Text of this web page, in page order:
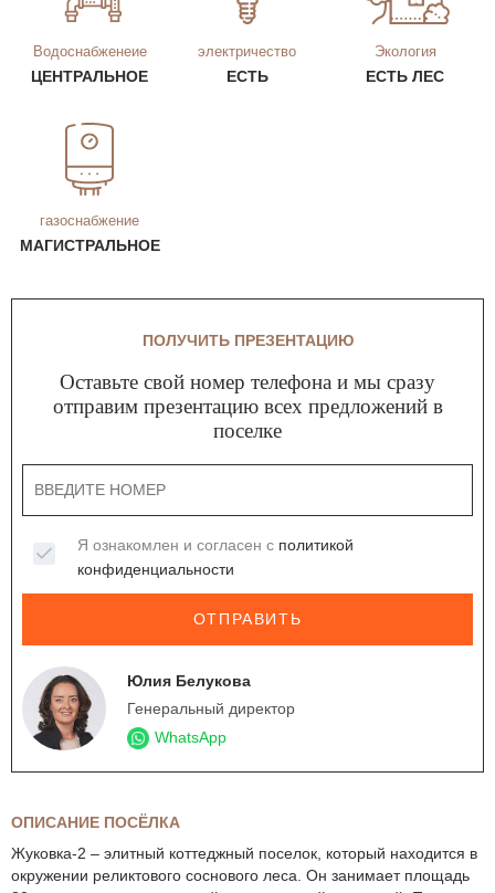
Водоснабженеие
ЦЕНТРАЛЬНОЕ
электричество
ЕСТЬ
Экология
ЕСТЬ ЛЕС
газоснабжение
МАГИСТРАЛЬНОЕ
ПОЛУЧИТЬ ПРЕЗЕНТАЦИЮ
Оставьте свой номер телефона и мы сразу
отправим презентацию всех предложений в
поселке
Я ознакомлен и согласен с политикой
конфиденциальности
ОТПРАВИТЬ
Юлия Белукова
Генеральный директор
WhatsApp
ОПИСАНИЕ ПОСЁЛКА
Жуковка-2 – элитный коттеджный поселок, который находится в
окружении реликтового соснового леса. Он занимает площадь